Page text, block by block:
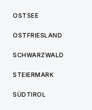
OSTSEE
OSTFRIESLAND
SCHWARZWALD
STEIERMARK
SÜDTIROL